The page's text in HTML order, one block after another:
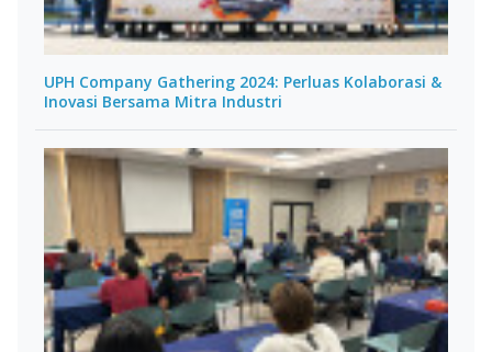
UPH Company Gathering 2024: Perluas Kolaborasi &
Inovasi Bersama Mitra Industri